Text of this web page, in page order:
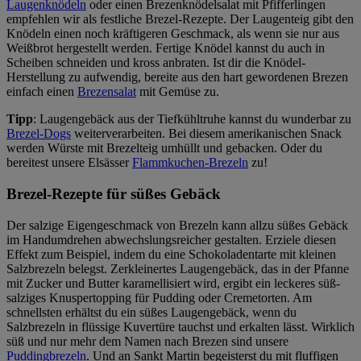
Laugenknödeln oder einen Brezenknödelsalat mit Pfifferlingen
empfehlen wir als festliche Brezel-Rezepte. Der Laugenteig gibt den
Knödeln einen noch kräftigeren Geschmack, als wenn sie nur aus
Weißbrot hergestellt werden. Fertige Knödel kannst du auch in
Scheiben schneiden und kross anbraten. Ist dir die Knödel-
Herstellung zu aufwendig, bereite aus den hart gewordenen Brezen
einfach einen Brezensalat mit Gemüse zu.
Tipp: Laugengebäck aus der Tiefkühltruhe kannst du wunderbar zu
Brezel-Dogs weiterverarbeiten. Bei diesem amerikanischen Snack
werden Würste mit Brezelteig umhüllt und gebacken. Oder du
bereitest unsere Elsässer Flammkuchen-Brezeln zu!
Brezel-Rezepte für süßes Gebäck
Der salzige Eigengeschmack von Brezeln kann allzu süßes Gebäck
im Handumdrehen abwechslungsreicher gestalten. Erziele diesen
Effekt zum Beispiel, indem du eine Schokoladentarte mit kleinen
Salzbrezeln belegst. Zerkleinertes Laugengebäck, das in der Pfanne
mit Zucker und Butter karamellisiert wird, ergibt ein leckeres süß-
salziges Knuspertopping für Pudding oder Cremetorten. Am
schnellsten erhältst du ein süßes Laugengebäck, wenn du
Salzbrezeln in flüssige Kuvertüre tauchst und erkalten lässt. Wirklich
süß und nur mehr dem Namen nach Brezen sind unsere
Puddingbrezeln. Und an Sankt Martin begeisterst du mit fluffigen